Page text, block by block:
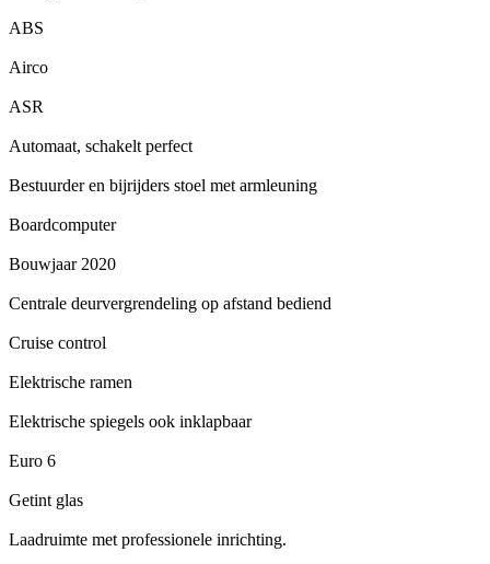
ABS
Airco
ASR
Automaat, schakelt perfect
Bestuurder en bijrijders stoel met armleuning
Boardcomputer
Bouwjaar 2020
Centrale deurvergrendeling op afstand bediend
Cruise control
Elektrische ramen
Elektrische spiegels ook inklapbaar
Euro 6
Getint glas
Laadruimte met professionele inrichting.